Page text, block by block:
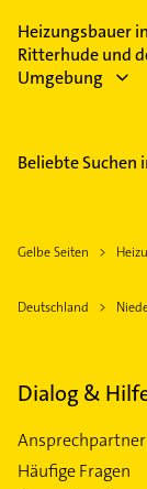
Heizungsbauer in
Ritterhude und
Umgebung
Beliebte Suchen
Gelbe Seiten
Deutschland
Dialog &
Ansprechpartner
Häufige Fragen